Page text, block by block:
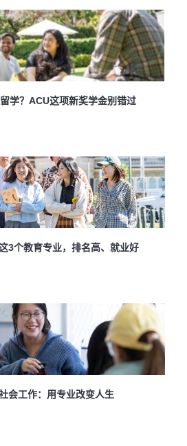
学？ACU这项新奖学金别错过
3个教育专业，排名高、就业好
会工作：用专业改变人生